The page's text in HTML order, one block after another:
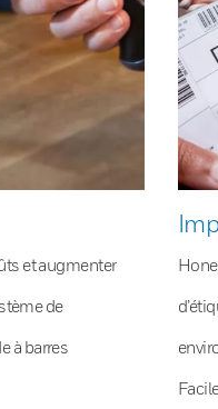
et augmenter
de
à barres